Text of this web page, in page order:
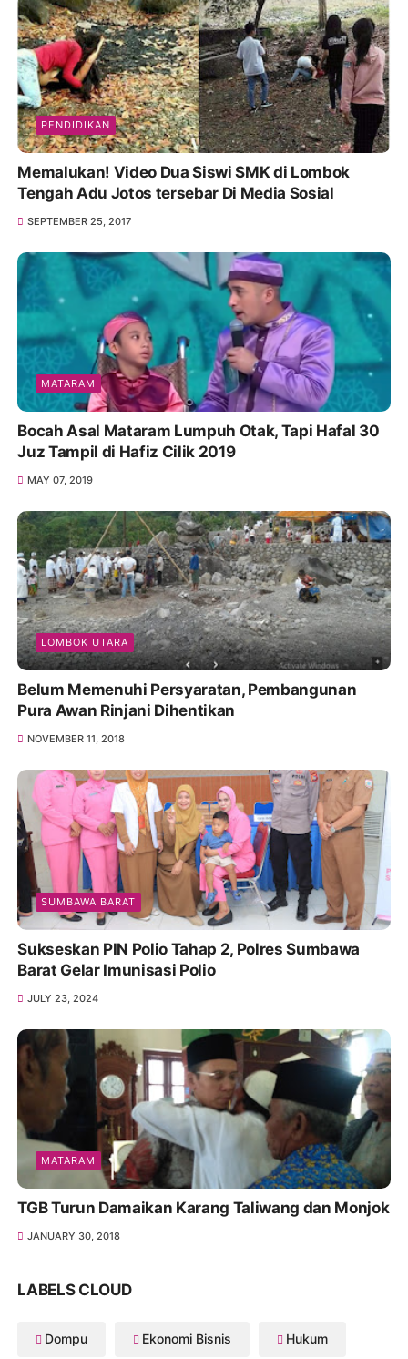
PENDIDIKAN
Memalukan! Video Dua Siswi SMK di Lombok
Tengah Adu Jotos tersebar Di Media Sosial
SEPTEMBER 25, 2017
MATARAM
Bocah Asal Mataram Lumpuh Otak, Tapi Hafal 30
Juz Tampil di Hafiz Cilik 2019
MAY 07, 2019
LOMBOK UTARA
Belum Memenuhi Persyaratan, Pembangunan
Pura Awan Rinjani Dihentikan
NOVEMBER 11, 2018
SUMBAWA BARAT
Sukseskan PIN Polio Tahap 2, Polres Sumbawa
Barat Gelar Imunisasi Polio
JULY 23, 2024
MATARAM
TGB Turun Damaikan Karang Taliwang dan Monjok
JANUARY 30, 2018
LABELS CLOUD
Dompu Ekonomi Bisnis Hukum